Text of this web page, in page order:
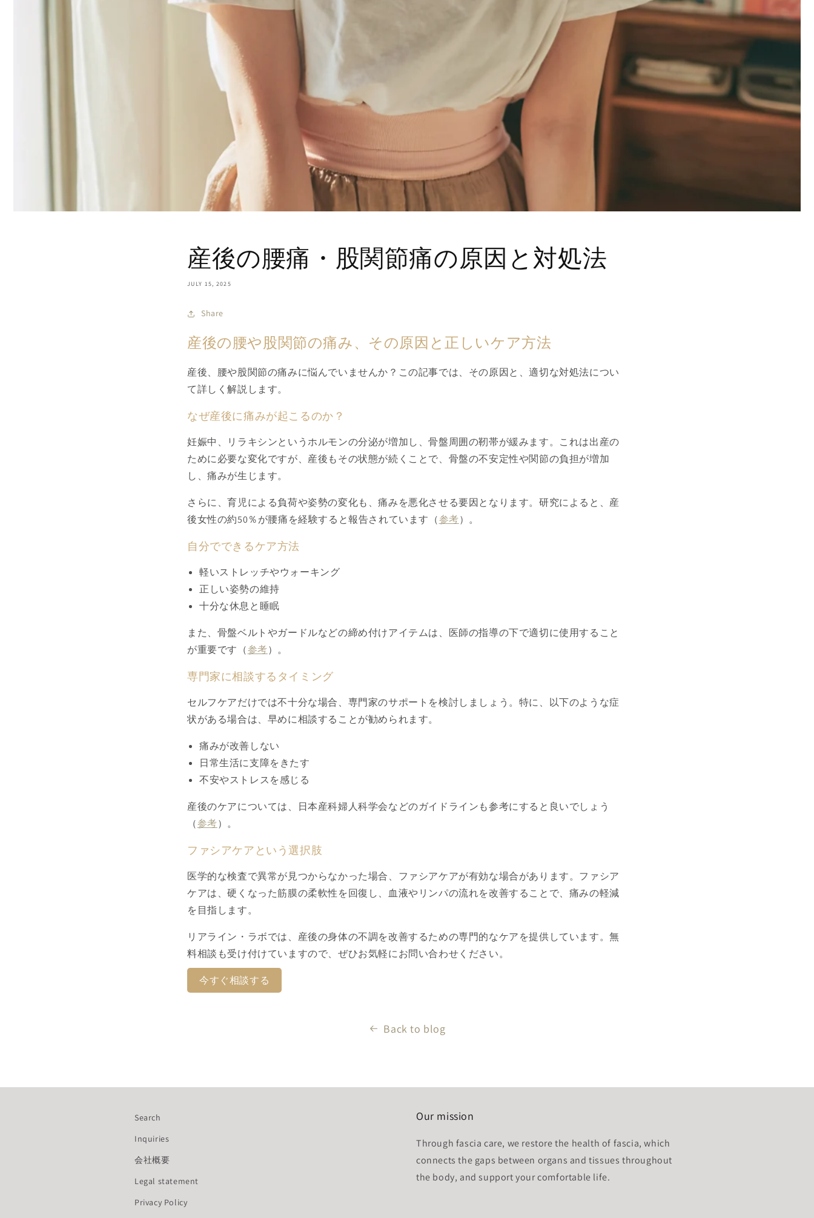
産後の腰痛・股関節痛の原因と対処法
JULY 15, 2025
Share
産後の腰や股関節の痛み、その原因と正しいケア方法
産後、腰や股関節の痛みに悩んでいませんか？この記事では、その原因と、適切な対処法につい
て詳しく解説します。
なぜ産後に痛みが起こるのか？
妊娠中、リラキシンというホルモンの分泌が増加し、骨盤周囲の靭帯が緩みます。これは出産の
ために必要な変化ですが、産後もその状態が続くことで、骨盤の不安定性や関節の負担が増加
し、痛みが生じます。
さらに、育児による負荷や姿勢の変化も、痛みを悪化させる要因となります。研究によると、産
後女性の約50％が腰痛を経験すると報告されています（参考）。
自分でできるケア方法
軽いストレッチやウォーキング
正しい姿勢の維持
十分な休息と睡眠
また、骨盤ベルトやガードルなどの締め付けアイテムは、医師の指導の下で適切に使用すること
が重要です（参考）。
専門家に相談するタイミング
セルフケアだけでは不十分な場合、専門家のサポートを検討しましょう。特に、以下のような症
状がある場合は、早めに相談することが勧められます。
痛みが改善しない
日常生活に支障をきたす
不安やストレスを感じる
産後のケアについては、日本産科婦人科学会などのガイドラインも参考にすると良いでしょう
（参考）。
ファシアケアという選択肢
医学的な検査で異常が見つからなかった場合、ファシアケアが有効な場合があります。ファシア
ケアは、硬くなった筋膜の柔軟性を回復し、血液やリンパの流れを改善することで、痛みの軽減
を目指します。
リアライン・ラボでは、産後の身体の不調を改善するための専門的なケアを提供しています。無
料相談も受け付けていますので、ぜひお気軽にお問い合わせください。
今すぐ相談する
Back to blog
Search
Inquiries
会社概要
Legal statement
Privacy Policy
Our mission
Through fascia care, we restore the health of fascia, which
connects the gaps between organs and tissues throughout
the body, and support your comfortable life.